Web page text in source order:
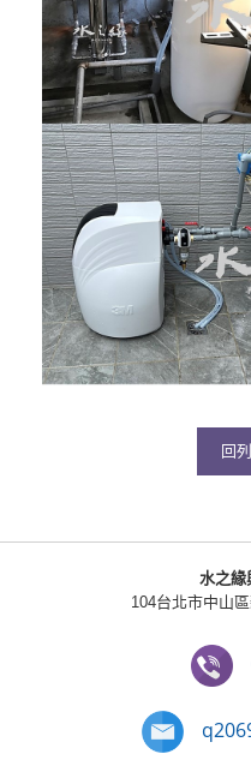
回
水之緣
104台北市中山